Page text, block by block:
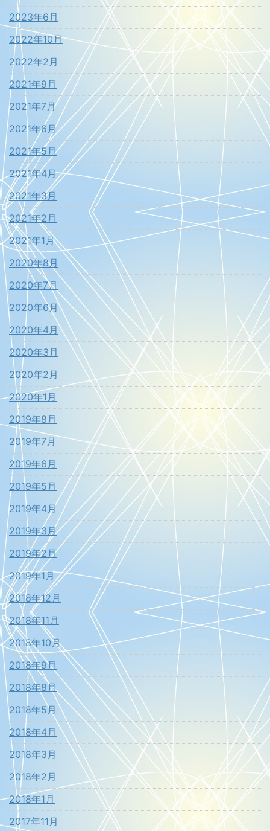
2023年6月
2022年10月
2022年2月
2021年9月
2021年7月
2021年6月
2021年5月
2021年4月
2021年3月
2021年2月
2021年1月
2020年8月
2020年7月
2020年6月
2020年4月
2020年3月
2020年2月
2020年1月
2019年8月
2019年7月
2019年6月
2019年5月
2019年4月
2019年3月
2019年2月
2019年1月
2018年12月
2018年11月
2018年10月
2018年9月
2018年8月
2018年5月
2018年4月
2018年3月
2018年2月
2018年1月
2017年11月